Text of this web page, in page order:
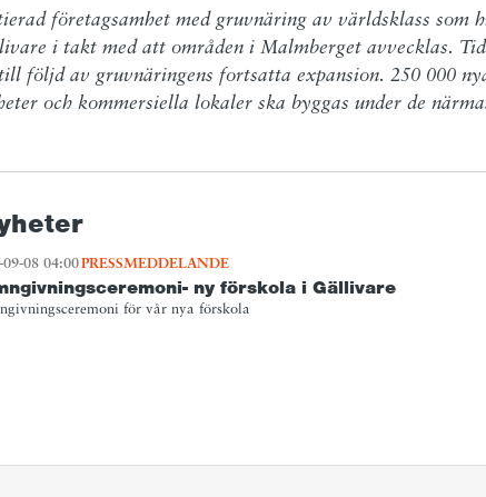
företagsamhet med gruvnäring av världsklass som
i takt med att områden i Malmberget avvecklas.
följd av gruvnäringens fortsatta expansion. 250 000
och kommersiella lokaler ska byggas under de
09-08 04:00PRESSMEDDELANDE
ny förskola i Gällivare
för vår nya förskola